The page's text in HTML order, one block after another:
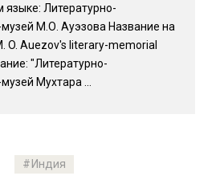
языке: Литературно-
М.О. Ауэзова Название на
O. Auezov's literary-memorial
"Литературно-
Мухтара ...
Индия